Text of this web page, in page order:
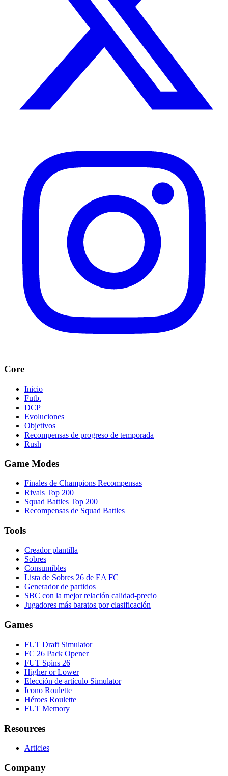
Core
Inicio
Futb.
DCP
Evoluciones
Objetivos
Recompensas de progreso de temporada
Rush
Game Modes
Finales de Champions Recompensas
Rivals Top 200
Squad Battles Top 200
Recompensas de Squad Battles
Tools
Creador plantilla
Sobres
Consumibles
Lista de Sobres 26 de EA FC
Generador de partidos
SBC con la mejor relación calidad-precio
Jugadores más baratos por clasificación
Games
FUT Draft Simulator
FC 26 Pack Opener
FUT Spins 26
Higher or Lower
Elección de artículo Simulator
Icono Roulette
Héroes Roulette
FUT Memory
Resources
Articles
Company